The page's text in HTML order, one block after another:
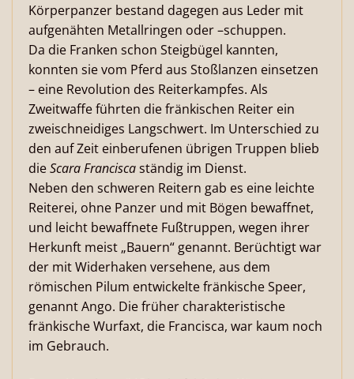
Körperpanzer bestand dagegen aus Leder mit
aufgenähten Metallringen oder –schuppen.
Da die Franken schon Steigbügel kannten,
konnten sie vom Pferd aus Stoßlanzen einsetzen
– eine Revolution des Reiterkampfes. Als
Zweitwaffe führten die fränkischen Reiter ein
zweischneidiges Langschwert. Im Unterschied zu
den auf Zeit einberufenen übrigen Truppen blieb
dieScara Franciscaständig im Dienst.
Neben den schweren Reitern gab es eine leichte
Reiterei, ohne Panzer und mit Bögen bewaffnet,
und leicht bewaffnete Fußtruppen, wegen ihrer
Herkunft meist „Bauern“ genannt. Berüchtigt war
der mit Widerhaken versehene, aus dem
römischen Pilum entwickelte fränkische Speer,
genannt Ango. Die früher charakteristische
fränkische Wurfaxt, die Francisca, war kaum noch
im Gebrauch.